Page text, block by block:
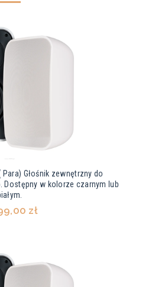
Głośnik zewnętrzny do
w kolorze czarnym lub
zł